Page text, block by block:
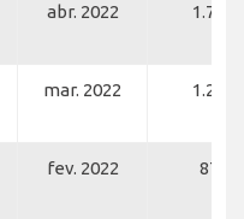
abr. 2022
mar. 2022
fev. 2022